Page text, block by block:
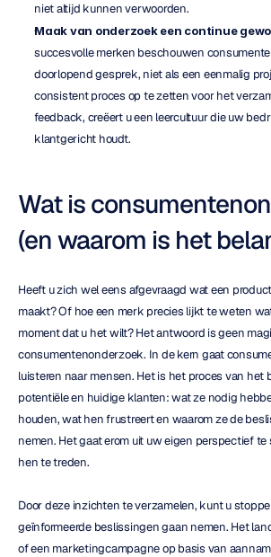
niet altijd kunnen verwoorden.
Maak van onderzoek een continue
succesvolle merken beschouwen
doorlopend gesprek, niet als een eenmalig
consistent proces op te zetten voor het
feedback, creëert u een leercultuur die uw
klantgericht houdt.
Wat is
(en waarom is het
Heeft u zich wel eens afgevraagd wat een
maakt? Of hoe een merk precies lijkt te weten
moment dat u het wilt? Het antwoord is geen
consumentenonderzoek. In de kern gaat
luisteren naar mensen. Het is het proces van het
potentiële en huidige klanten: wat ze nodig
houden, wat hen frustreert en waarom ze de
nemen. Het gaat erom uit uw eigen perspectief
hen te treden.
Door deze inzichten te verzamelen, kunt u
geïnformeerde beslissingen gaan nemen. Het
of een marketingcampagne op basis van